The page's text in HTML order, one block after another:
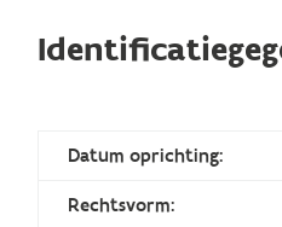
Datum oprichting:
Rechtsvorm: